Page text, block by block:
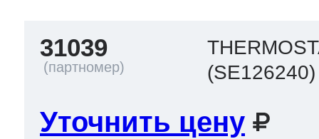
31039
(SE126240)
Уточнить цену